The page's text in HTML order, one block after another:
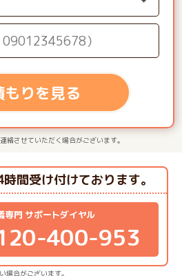
もりを見る
絡させていただく場合がございます。
専門 サポートダイヤル
400-953
間受け付けております。
合がございます。